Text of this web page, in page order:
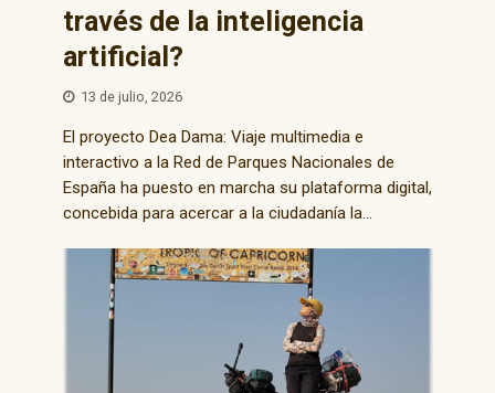
través de la inteligencia
artificial?
13 de julio, 2026
El proyecto Dea Dama: Viaje multimedia e
interactivo a la Red de Parques Nacionales de
España ha puesto en marcha su plataforma digital,
concebida para acercar a la ciudadanía la...